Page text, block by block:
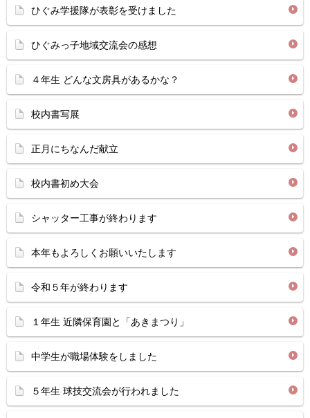
ひぐみ学援隊が表彰を受けました
ひぐみっ子地域交流会の感想
４年生 どんな文房具があるかな？
校内書写展
正月にちなんだ献立
校内書初め大会
シャッター工事が終わります
本年もよろしくお願いいたします
令和５年が終わります
１年生 近隣保育園と「あきまつり」
中学生が職場体験をしました
５年生 球技交流会が行われました